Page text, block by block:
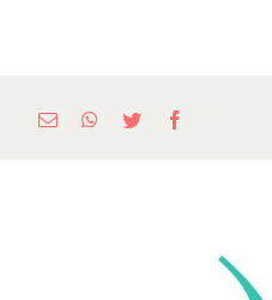
Facebook
Twitter
WhatsApp
כתובת